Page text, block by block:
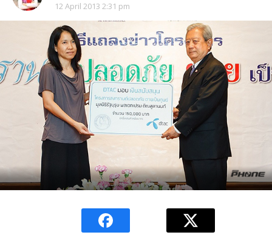
12 April 2013 2:31 pm